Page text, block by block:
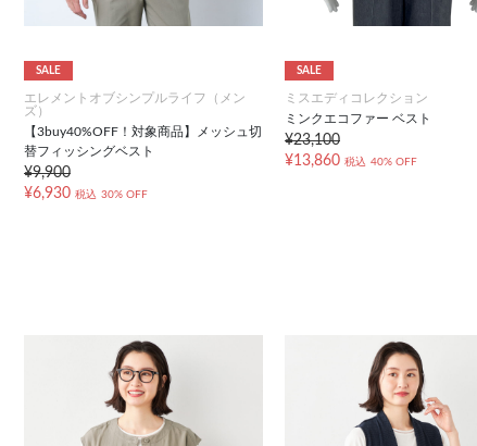
SALE
エレメントオブシンプルライフ（メン
ズ）
【3buy40%OFF！対象商品】メッシュ切
替フィッシングベスト
¥9,900
¥6,930 税込 30% OFF
SALE
ミスエディコレクション
ミンクエコファー ベスト
¥23,100
¥13,860 税込 40% OFF